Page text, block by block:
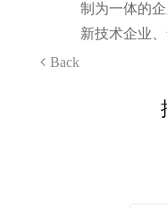
制为一体的
新技术企业
Back